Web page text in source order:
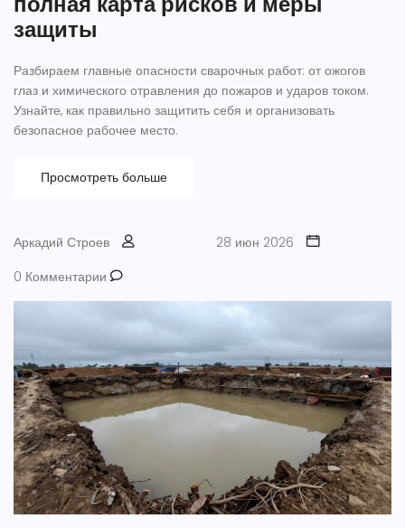
защиты
Разбираем главные опасности сварочных работ: от ожогов
глаз и химического отравления до пожаров и ударов током.
Узнайте, как правильно защитить себя и организовать
безопасное рабочее место.
Просмотреть больше
Аркадий Строев
28 июн 2026
0 Комментарии